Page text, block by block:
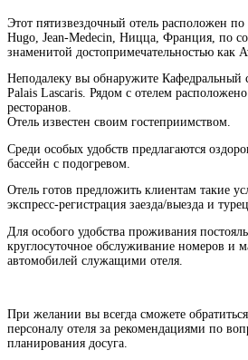
Этот пятизвездочный отель расположен
Hugo, Jean-Medecin, Ницца, Франция, по
знаменитой достопримечательностью как
Неподалеку вы обнаружите Кафедральный
Palais Lascaris. Рядом с отелем
ресторанов.
Отель известен своим гостеприимством.
Среди особых удобств предлагаются
бассейн с подогревом.
Отель готов предложить клиентам такие
экспресс-регистрация заезда/выезда и
Для особого удобства проживания
круглосуточное обслуживание номеров и
автомобилей служащими отеля.
При желании вы всегда сможете
персоналу отеля за рекомендациями по
планирования досуга.